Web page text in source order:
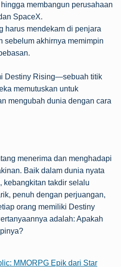
membangun perusahaan
SpaceX.
harus mendekam di penjara
sebelum akhirnya memimpin
Destiny Rising—sebuah titik
memutuskan untuk
mengubah dunia dengan cara
menerima dan menghadapi
Baik dalam dunia nyata
kebangkitan takdir selalu
penuh dengan perjuangan,
orang memiliki Destiny
adalah: Apakah
MMORPG Epik dari Star